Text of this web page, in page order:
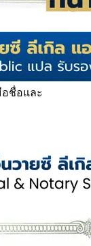
ชื่อและ